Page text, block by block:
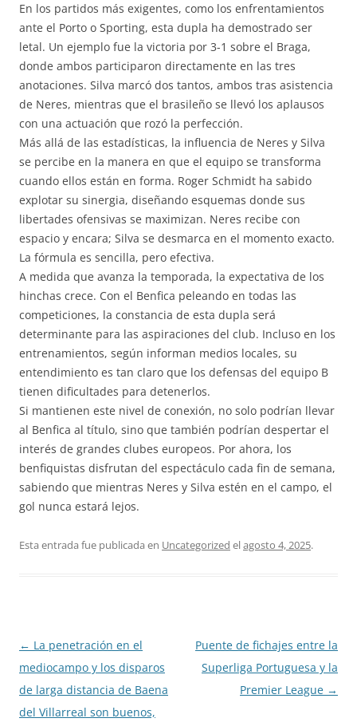
En los partidos más exigentes, como los enfrentamientos
ante el Porto o Sporting, esta dupla ha demostrado ser
letal. Un ejemplo fue la victoria por 3-1 sobre el Braga,
donde ambos participaron directamente en las tres
anotaciones. Silva marcó dos tantos, ambos tras asistencia
de Neres, mientras que el brasileño se llevó los aplausos
con una actuación que rozó la perfección.
Más allá de las estadísticas, la influencia de Neres y Silva
se percibe en la manera en que el equipo se transforma
cuando ellos están en forma. Roger Schmidt ha sabido
explotar su sinergia, diseñando esquemas donde sus
libertades ofensivas se maximizan. Neres recibe con
espacio y encara; Silva se desmarca en el momento exacto.
La fórmula es sencilla, pero efectiva.
A medida que avanza la temporada, la expectativa de los
hinchas crece. Con el Benfica peleando en todas las
competiciones, la constancia de esta dupla será
determinante para las aspiraciones del club. Incluso en los
entrenamientos, según informan medios locales, su
entendimiento es tan claro que los defensas del equipo B
tienen dificultades para detenerlos.
Si mantienen este nivel de conexión, no solo podrían llevar
al Benfica al título, sino que también podrían despertar el
interés de grandes clubes europeos. Por ahora, los
benfiquistas disfrutan del espectáculo cada fin de semana,
sabiendo que mientras Neres y Silva estén en el campo, el
gol nunca estará lejos.
Esta entrada fue publicada en Uncategorized elagosto 4, 2025.
Navegación
de
entradas
← La penetración en el
mediocampo y los disparos
de larga distancia de Baena
del Villarreal son buenos,
Puente de fichajes entre la
Superliga Portuguesa y la
Premier League →